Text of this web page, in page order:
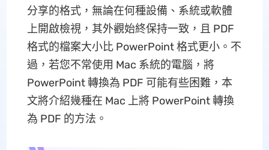
分享的格式，無論在何種設備、系統或軟體
上開啟檢視，其外觀始終保持一致，且 PDF
格式的檔案大小比 PowerPoint 格式更小。不
過，若您不常使用 Mac 系統的電腦，將
PowerPoint 轉換為 PDF 可能有些困難，本
文將介紹幾種在 Mac 上將 PowerPoint 轉換
為 PDF 的方法。